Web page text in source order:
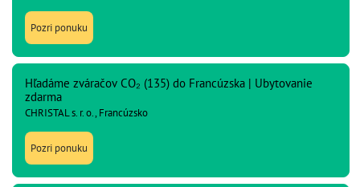
Pozri ponuku
Hľadáme zváračov CO₂ (135) do Francúzska | Ubytovanie
zdarma
CHRISTAL s. r. o., Francúzsko
Pozri ponuku